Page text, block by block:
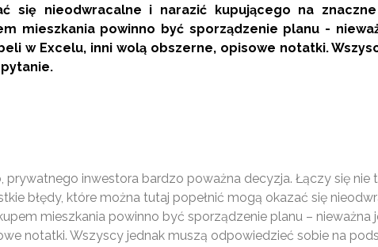
się nieodwracalne i narazić kupującego na
mieszkania powinno być sporządzenie planu -
w Excelu, inni wolą obszerne, opisowe notatki.
prywatnego inwestora bardzo poważna decyzja. Łączy się
błędy, które można tutaj popełnić mogą okazać się
mieszkania powinno być sporządzenie planu –
notatki. Wszyscy jednak muszą odpowiedzieć sobie na